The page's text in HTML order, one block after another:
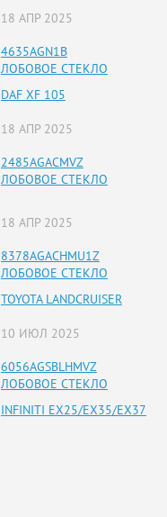
18 АПР 2025
4635AGN1B
ЛОБОВОЕ СТЕКЛО
DAF XF 105
18 АПР 2025
2485AGACMVZ
ЛОБОВОЕ СТЕКЛО
18 АПР 2025
8378AGACHMU1Z
ЛОБОВОЕ СТЕКЛО
TOYOTA LANDCRUISER
10 ИЮЛ 2025
6056AGSBLHMVZ
ЛОБОВОЕ СТЕКЛО
INFINITI EX25/EX35/EX37